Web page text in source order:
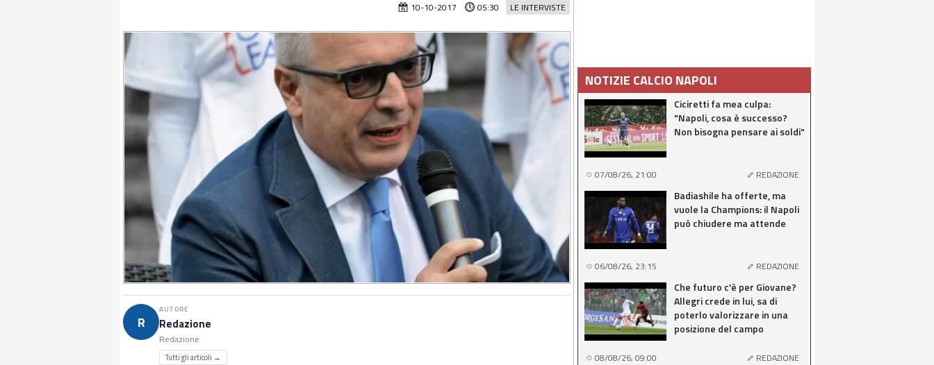
LE INTERVISTE
10-10-2017 05:30
R
AUTORE
Redazione
Redazione
Tutti gli articoli →
NOTIZIE CALCIO NAPOLI
Ciciretti fa mea culpa:
"Napoli, cosa è successo?
Non bisogna pensare ai soldi"
07/08/26, 21:00 REDAZIONE
Badiashile ha offerte, ma
vuole la Champions: il Napoli
può chiudere ma attende
06/08/26, 23:15 REDAZIONE
Che futuro c'è per Giovane?
Allegri crede in lui, sa di
poterlo valorizzare in una
posizione del campo
08/08/26, 09:00 REDAZIONE